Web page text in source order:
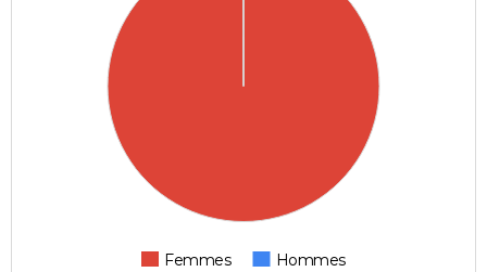
Femmes Hommes